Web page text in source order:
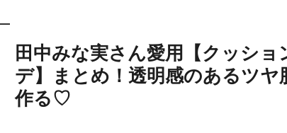
田中みな実さん愛用【クッショ
デ】まとめ！透明感のあるツヤ
作る♡